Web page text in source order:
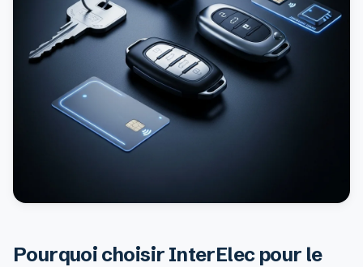
Pourquoi choisir InterElec pour le